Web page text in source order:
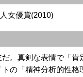
女優賞(2010)
。真剣な表情で「
の「精神分析的性